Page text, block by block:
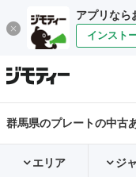
アプリなら
インスト
群馬県のプレートの中古
エリア ジ